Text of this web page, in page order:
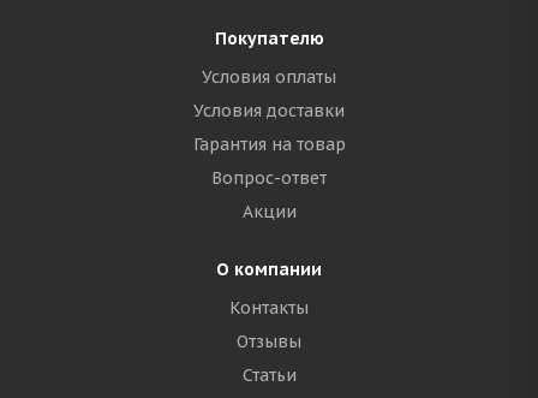
Покупателю
Условия оплаты
Условия доставки
Гарантия на товар
Вопрос-ответ
Акции
О компании
Контакты
Отзывы
Статьи